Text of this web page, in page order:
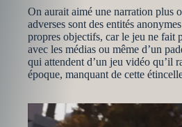
On aurait aimé une narration plus
adverses sont des entités
propres objectifs, car le jeu ne fait
avec les médias ou même d’un
qui attendent d’un jeu vidéo qu’il
époque, manquant de cette